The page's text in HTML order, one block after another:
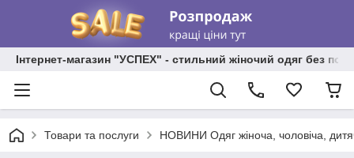
Інтернет-магазин "УСПЕХ" - стильний жіночий одяг без
Товари та послуги НОВИНИ Одяг жіноча, чоловіча,